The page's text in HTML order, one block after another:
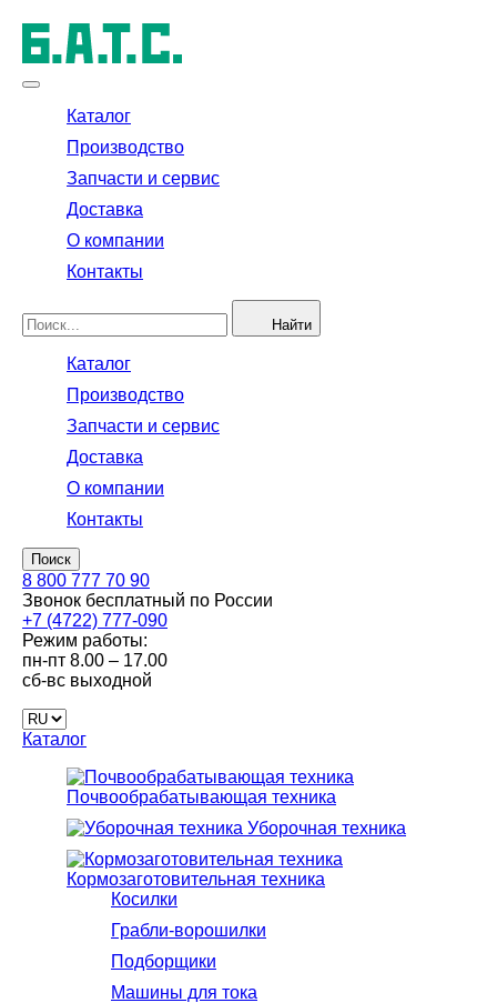
Каталог
Производство
Запчасти и сервис
Доставка
О компании
Контакты
Найти
Каталог
Производство
Запчасти и сервис
Доставка
О компании
Контакты
Поиск
8 800 777 70 90
Звонок бесплатный по России
+7 (4722) 777-090
Режим работы:
пн-пт 8.00 – 17.00
сб-вс выходной
Каталог
Почвообрабатывающая техника
Уборочная техника
Кормозаготовительная техника
Косилки
Грабли-ворошилки
Подборщики
Машины для тока